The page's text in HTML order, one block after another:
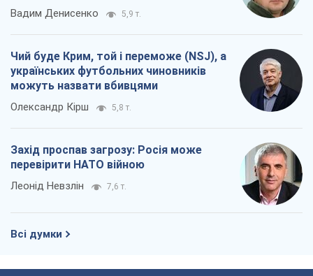
Вадим Денисенко 5,9 т.
Чий буде Крим, той і переможе (NSJ), а
українських футбольних чиновників
можуть назвати вбивцями
Олександр Кірш 5,8 т.
Захід проспав загрозу: Росія може
перевірити НАТО війною
Леонід Невзлін 7,6 т.
Всі думки